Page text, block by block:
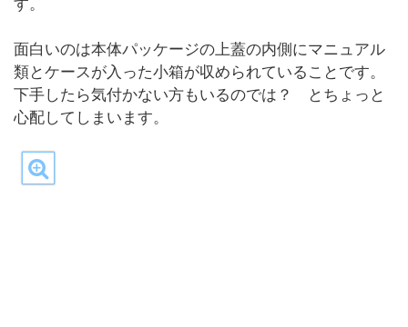
す。
面白いのは本体パッケージの上蓋の内側にマニュアル
類とケースが入った小箱が収められていることです。
下手したら気付かない方もいるのでは？ とちょっと
心配してしまいます。